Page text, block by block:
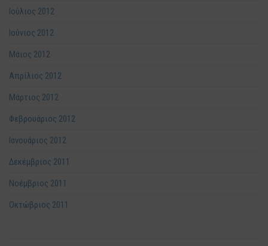
Ιούλιος 2012
Ιούνιος 2012
Μάιος 2012
Απρίλιος 2012
Μάρτιος 2012
Φεβρουάριος 2012
Ιανουάριος 2012
Δεκέμβριος 2011
Νοέμβριος 2011
Οκτώβριος 2011